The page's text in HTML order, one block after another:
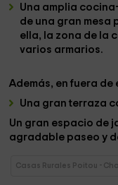
Una amplia
de una gran mesa
ella, la zona de la
varios armarios.
Además, enfuera de
Una gran terraza
Un gran espacio de
agradable paseo y
Casas Rurales Poitou -